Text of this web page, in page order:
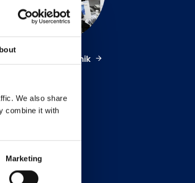
We also share
combine it with
Marketing
Transmissionsteknik